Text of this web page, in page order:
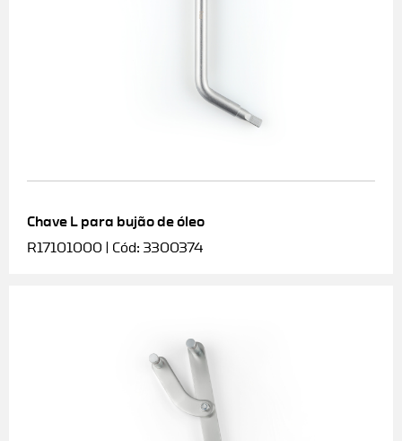
Chave L para bujão de óleo
R17101000 | Cód: 3300374